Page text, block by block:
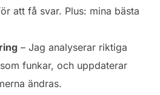
att få svar. Plus: mina bästa
– Jag analyserar riktiga
funkar, och uppdaterar
ändras.